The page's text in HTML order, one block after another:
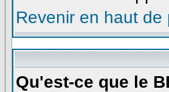
Revenir en haut de
Qu'est-ce que le